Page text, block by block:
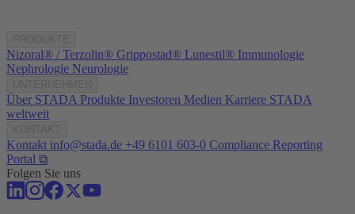
Nizoral® / Terzolin® Grippostad® Lunestil® Immunologie
Nephrologie Neurologie
Über STADA Produkte Investoren Medien Karriere STADA
weltweit
Kontakt info@stada.de +49 6101 603-0 Compliance Reporting
Portal ⧉
Folgen Sie uns